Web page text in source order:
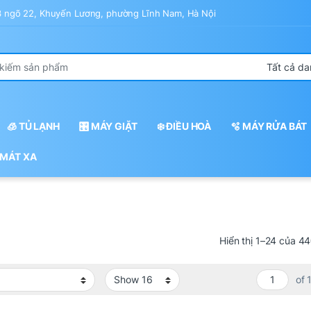
ngõ 22, Khuyến Lương, phường Lĩnh Nam, Hà Nội
🧊 TỦ LẠNH 🎛️ MÁY GIẶT ❄️ ĐIỀU HOÀ 🫧 MÁY RỬA BÁT
XA
Hiển thị 1–24 của
of